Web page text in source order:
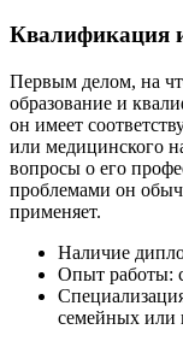
Квалификация
Первым делом, на
образование и
он имеет
или медицинского
вопросы о его
проблемами он
применяет.
Наличие
Опыт работы:
семейных или